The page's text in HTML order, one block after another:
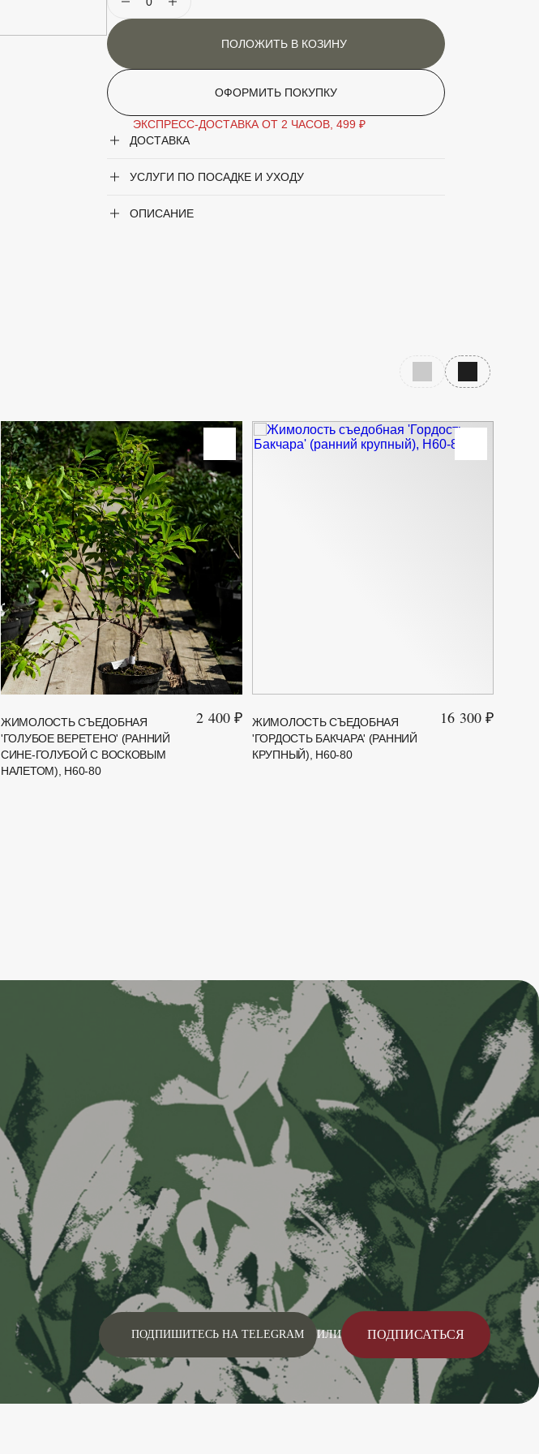
Описание
Кустарник сильнорослый, слабо раскидистый,
длиной 3 см, масса 0,9–1,2 г, кожица тонкая,
Особенности
Предпочитает хорошо освещённый
холодного ветра. Почва должна быть
рыхлая, дренированная, суглинистая или
Плод
ПОЛОЖИТЬ В КОЗИНУ
ОФОРМИТЬ ПОКУПКУ
ЭКСПРЕСС-ДОСТАВКА ОТ 2 ЧАСОВ, 499 ₽
ДОСТАВКА
УСЛУГИ ПО ПОСАДКЕ И УХОДУ
ОПИСАНИЕ
Предыдущий слайд
Следующий
ЖИМОЛОСТЬ СЪЕДОБНАЯ
'ГОЛУБОЕ ВЕРЕТЕНО' (РАННИЙ
СИНЕ-ГОЛУБОЙ С ВОСКОВЫМ
НАЛЕТОМ), H60-80
2 400 ₽
ЖИМОЛОСТЬ СЪЕДОБНАЯ
'ГОРДОСТЬ БАКЧАРА' (РАННИЙ
КРУПНЫЙ), H60-80
16 300 ₽
ПОДПИШИТЕСЬ НА TELEGRAM ИЛИ ПОДПИСАТЬСЯ